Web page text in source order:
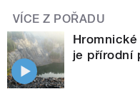
VÍCE Z POŘADU
je přírodní